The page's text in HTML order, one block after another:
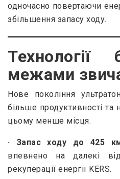
одночасно повертаючи
збільшення запасу ходу.
Технології
межами
Нове покоління
більше продуктивності та
цьому менше місця.
· Запас ходу до 425
впевнено на далекі
рекуперації енергії KERS.